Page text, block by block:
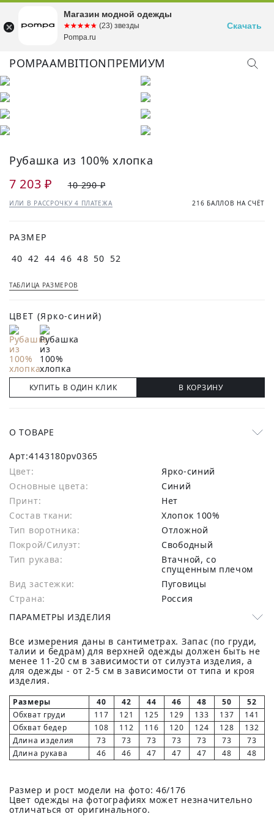
POMPAAMBITIONПРЕМИУМ
КУПИТЬ ОБРАЗ
Рубашка из 100% хлопка
7 203 ₽ 10 290 ₽
ИЛИ В РАССРОЧКУ 4 ПЛАТЕЖА 216 БАЛЛОВ НА СЧЁТ
РАЗМЕР
40 42 44 46 48 50 52
ТАБЛИЦА РАЗМЕРОВ
ЦВЕТ (Ярко-синий)
КУПИТЬ В ОДИН КЛИК В КОРЗИНУ
О ТОВАРЕ
Арт:4143180pv0365
Цвет:
Ярко-синий
Основные цвета:
синий
Принт:
Нет
Состав ткани:
хлопок 100%
Тип воротника:
Отложной
Покрой/Силуэт:
Свободный
Тип рукава:
Втачной, со
спущенным плечом
Вид застежки:
Пуговицы
Страна:
Россия
ПАРАМЕТРЫ ИЗДЕЛИЯ
Все измерения даны в сантиметрах. Запас (по груди,
талии и бедрам) для верхней одежды должен быть не
менее 11-20 см в зависимости от силуэта изделия, а
для одежды - от 2-5 см в зависимости от типа и кроя
изделия.
Размеры 40 42 44 46 48 50
52
Обхват груди
117 121 125 129 133 137
141
Обхват бедер
108 112 116 120 124 128
132
Длина изделия
73 73 73 73 73 73
73
Длина рукава
46 46 47 47 47 48 48
Размер и рост модели на фото: 46/176
Цвет одежды на фотографиях может незначительно
отличаться от оригинального.
Магазин модной одежды
☆☆☆☆☆
★★★★★ (23) звезды
Pompa.ru
Скачать